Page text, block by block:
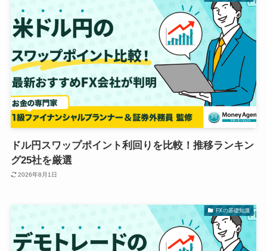
ドル円スワップポイント利回りを比較！推移ランキン
グ25社を厳選
2026年8月1日
FXの基礎知識